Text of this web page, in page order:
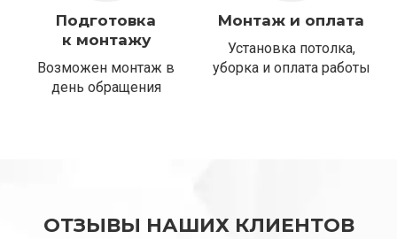
Подготовка
к монтажу
Возможен монтаж в
день обращения
Монтаж и оплата
Установка потолка,
уборка и оплата работы
ОТЗЫВЫ НАШИХ КЛИЕНТОВ